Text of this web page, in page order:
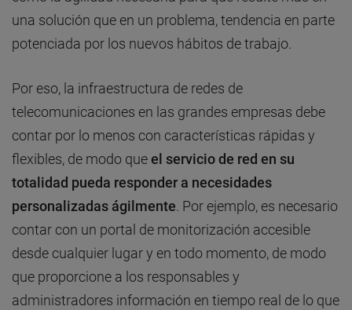
una solución que en un problema, tendencia en parte
potenciada por los nuevos hábitos de trabajo.
Por eso, la infraestructura de redes de
telecomunicaciones en las grandes empresas debe
contar por lo menos con características rápidas y
flexibles, de modo queel servicio de red en su
totalidad pueda responder a necesidades
personalizadas ágilmente. Por ejemplo, es necesario
contar con un portal de monitorización accesible
desde cualquier lugar y en todo momento, de modo
que proporcione a los responsables y
administradores información en tiempo real de lo que